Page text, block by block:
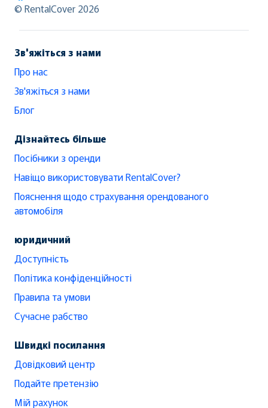
RentalCover
© RentalCover 2026
Зв'яжіться з нами
Про нас
Зв'яжіться з нами
Блог
Дізнайтесь більше
Посібники з оренди
Навіщо використовувати RentalCover?
Пояснення щодо страхування орендованого
автомобіля
юридичний
Доступність
Політика конфіденційності
Правила та умови
Сучасне рабство
Швидкі посилання
Довідковий центр
Подайте претензію
Мій рахунок